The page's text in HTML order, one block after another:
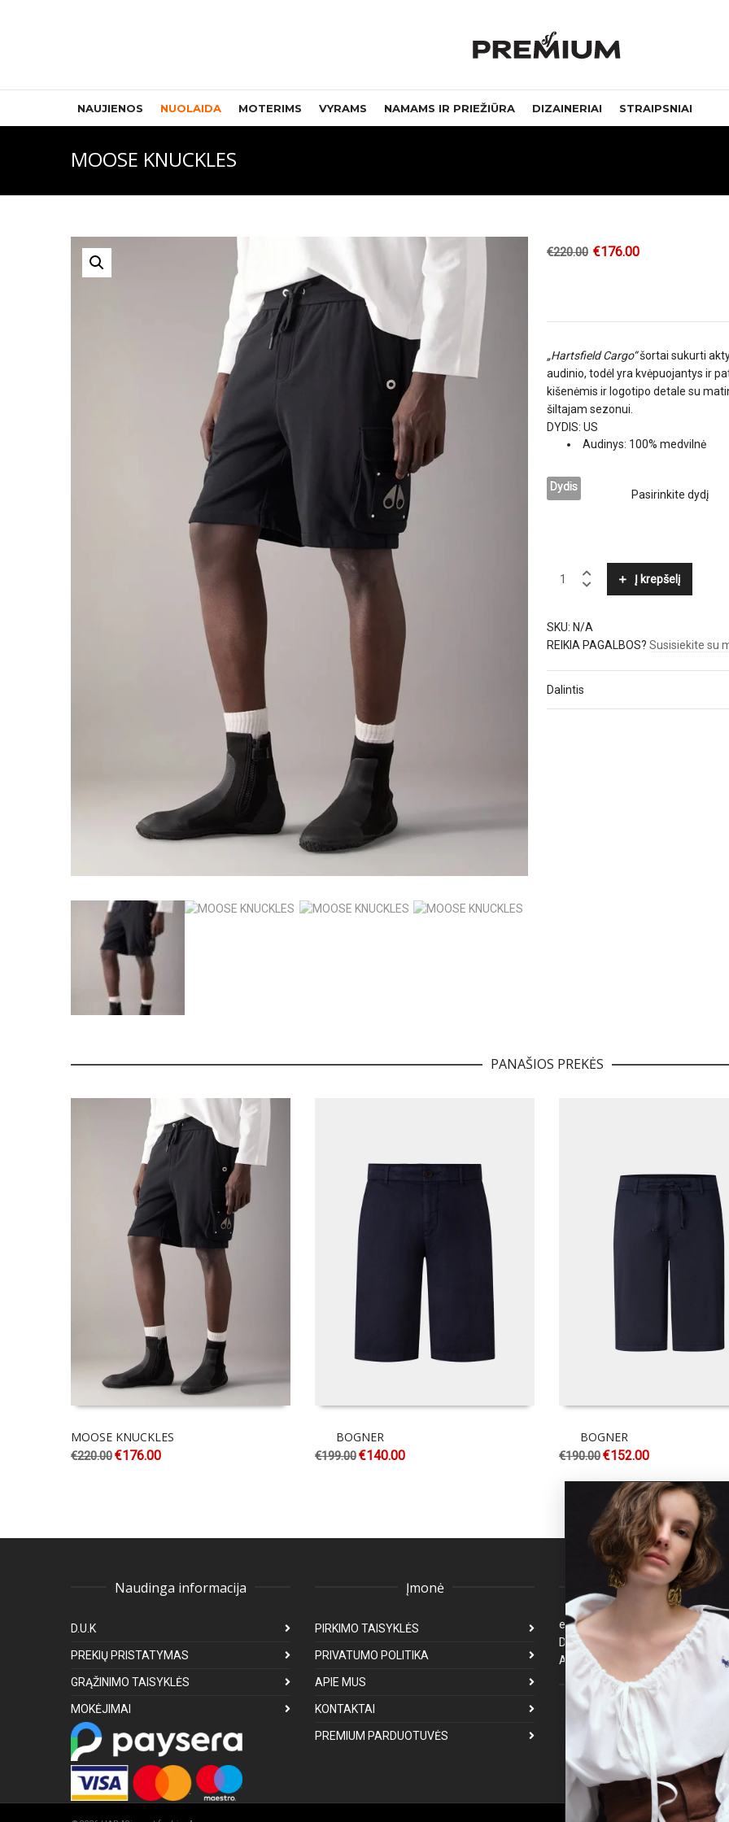
NAUJIENOS NUOLAIDA MOTERIMS VYRAMS NAMAMS IR PRIEŽIŪRA DIZAINERIAI STRAIPSNIAI
MOOSE KNUCKLES
€220.00 €176.00
„Hartsfield Cargo“šortai sukurti
audinio, todėl yra kvėpuojantys ir
kišenėmis ir logotipo detale su
šiltajam sezonui.
DYDIS: US
Audinys: 100% medvilnė
Dydis
MOOSE
KNUCKLES
Į krepšelį
SKU: N/A
REIKIA PAGALBOS? Susisiekite su
Dalintis
PANAŠIOS PREKĖS
MOOSE KNUCKLES
€220.00€176.00
BOGNER
€199.00€140.00
BOGNER
€190.00€152.00
Naudinga informacija
D.U.K
PREKIŲ PRISTATYMAS
GRĄŽINIMO TAISYKLĖS
MOKĖJIMAI
Įmonė
PIRKIMO TAISYKLĖS
PRIVATUMO POLITIKA
APIE MUS
KONTAKTAI
PREMIUM PARDUOTUVĖS
Klientų aptarnavimas
Darbo laikas: I-V 8:00-17:00
Atsakymas per 1-3 darbo dienas
Mus galite rasti